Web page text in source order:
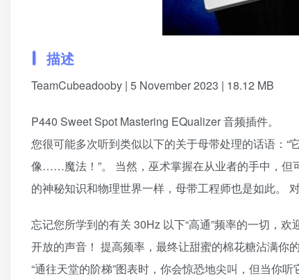
描述
TeamCubeadooby | 5 November 2023 | 18.12 MB
P440 Sweet Spot Mastering EQualizer 音频插件。
您很可能多次听到类似以下的关于母带处理的话语：“
像……魔法！”。 当然，巫术掌握在从业者的手中，但
的神秘知识和物理世界一样，母带工程师也是如此。
忘记您所学到的有关 30Hz 以下“高通”频率的一切，
开放的声音！ 提高频率，最终让甜蜜的棉花糖沾满你
“通往天堂的阶梯”图表时，你会惊恐地尖叫，但当你